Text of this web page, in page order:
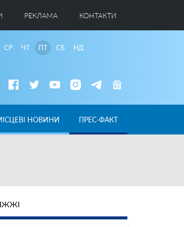
РЕКЛАМА КОНТАКТИ
СР ЧТ ПТ СБ НД
НОВИНИ ПРЕС-ФАКТ